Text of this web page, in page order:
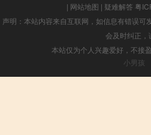
| 网站地图 | 疑难解答 粤
声明：本站内容来自互联网，如信息有错误可
会及时纠正，
本站仅为个人兴趣爱好，不接
小男孩